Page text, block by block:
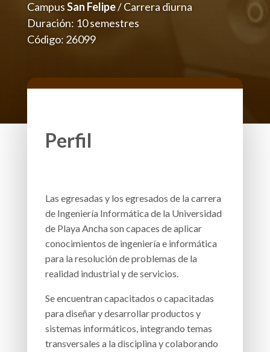
CampusSan Felipe/ Carrera diurna
Duración: 10 semestres
Código: 26099
Perfil
Las egresadas y los egresados de la carrera
de Ingeniería Informática de la Universidad
de Playa Ancha son capaces de aplicar
conocimientos de ingeniería e informática
para la resolución de problemas de la
realidad industrial y de servicios.
Se encuentran capacitados o capacitadas
para diseñar y desarrollar productos y
sistemas informáticos, integrando temas
transversales a la disciplina y colaborando